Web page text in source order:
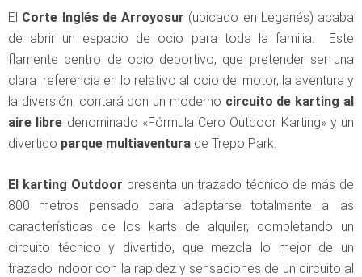
El Corte Inglés de Arroyosur (ubicado en Leganés) acaba
de abrir un espacio de ocio para toda la familia. Este
flamente centro de ocio deportivo, que pretender ser una
clara referencia en lo relativo al ocio del motor, la aventura y
la diversión, contará con un moderno circuito de karting al
aire libre denominado «Fórmula Cero Outdoor Karting» y un
divertido parque multiaventura de Trepo Park.
El karting Outdoor presenta un trazado técnico de más de
800 metros pensado para adaptarse totalmente a las
características de los karts de alquiler, completando un
circuito técnico y divertido, que mezcla lo mejor de un
trazado indoor con la rapidez y sensaciones de un circuito al